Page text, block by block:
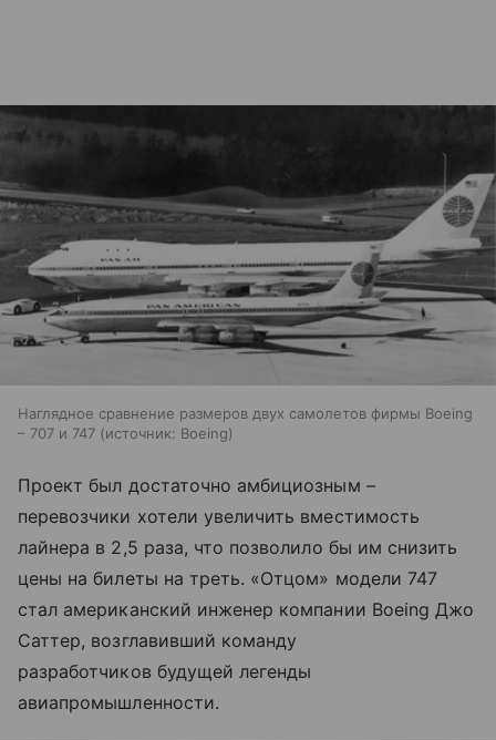
Наглядное сравнение размеров двух самолетов фирмы Boeing
– 707 и 747
источник: Boeing
Проект был достаточно амбициозным –
перевозчики хотели увеличить вместимость
лайнера в 2,5 раза, что позволило бы им снизить
цены на билеты на треть. «Отцом» модели 747
стал американский инженер компании Boeing Джо
Саттер, возглавивший команду
разработчиков будущей легенды
авиапромышленности.